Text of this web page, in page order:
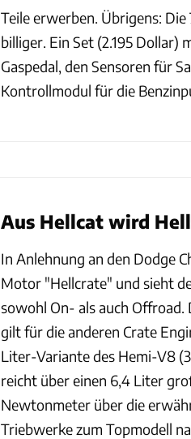
Teile erwerben. Übrigens:
billiger. Ein Set (2.195 Dollar)
Gaspedal, den Sensoren für
Kontrollmodul für die
Aus Hellcat wird
In Anlehnung an den Dodge
Motor "Hellcrate" und sieht
sowohl On- als auch Offroad.
gilt für die anderen Crate
Liter-Variante des Hemi-V8
reicht über einen 6,4 Liter
Newtonmeter über die
Triebwerke zum Topmodell